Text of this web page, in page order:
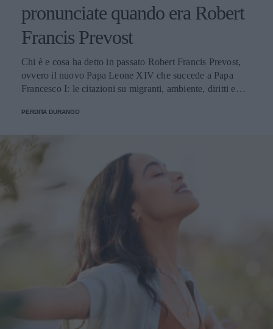
pronunciate quando era Robert
Francis Prevost
Chi è e cosa ha detto in passato Robert Francis Prevost,
ovvero il nuovo Papa Leone XIV che succede a Papa
Francesco I: le citazioni su migranti, ambiente, diritti e
PERDITA DURANGO